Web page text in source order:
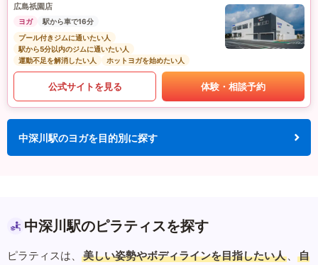
広島祇園店
ヨガ
駅から車で16分
プール付きジムに通いたい人
駅から5分以内のジムに通いたい人
運動不足を解消したい人
ホットヨガを始めたい人
公式サイトを見る 体験・相談予約
中深川駅のヨガを目的別に探す
中深川駅のピラティスを探す
ピラティスは、 美しい姿勢やボディラインを目指したい人 、
自